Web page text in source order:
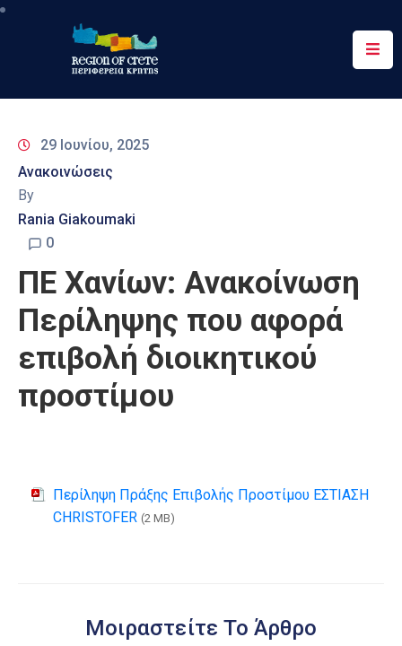
Περιφέρεια
&
Δράσεις
Ψηφιακές
Επικοινωνία
29 Ιουνίου, 2025
Ανακοινώσεις
By
Rania Giakoumaki
0
ΠΕ Χανίων: Ανακοίνωση
Περίληψης που αφορά
επιβολή διοικητικού
προστίμου
Περίληψη Πράξης Επιβολής Προστίμου ΕΣΤΙΑΣΗ
CHRISTOFER (2 MB)
Μοιραστείτε Το Άρθρο